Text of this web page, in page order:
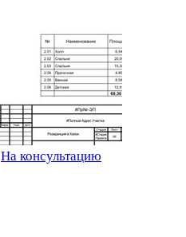
На консультацию